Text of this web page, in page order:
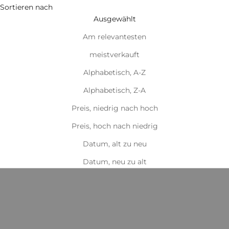
Sortieren nach
Ausgewählt
Am relevantesten
meistverkauft
Alphabetisch, A-Z
Alphabetisch, Z-A
Preis, niedrig nach hoch
Preis, hoch nach niedrig
Datum, alt zu neu
Datum, neu zu alt